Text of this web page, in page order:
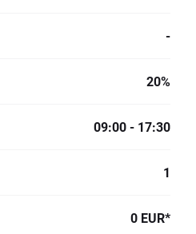
-
20%
09:00 - 17:30
1
0 EUR*